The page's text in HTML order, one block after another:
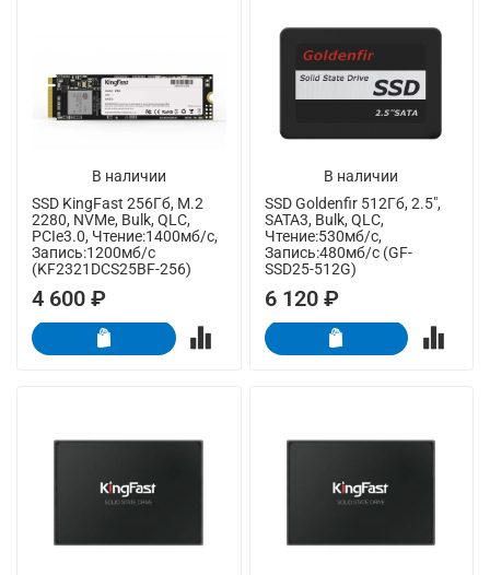
В наличии
SSD KingFast 256Гб, M.2
2280, NVMe, Bulk, QLC,
PCIe3.0, Чтение:1400мб/с,
Запись:1200мб/с
(KF2321DCS25BF-256)
4 600 ₽
В наличии
SSD Goldenfir 512Гб, 2.5",
SATA3, Bulk, QLC,
Чтение:530мб/с,
Запись:480мб/с (GF-
SSD25-512G)
6 120 ₽